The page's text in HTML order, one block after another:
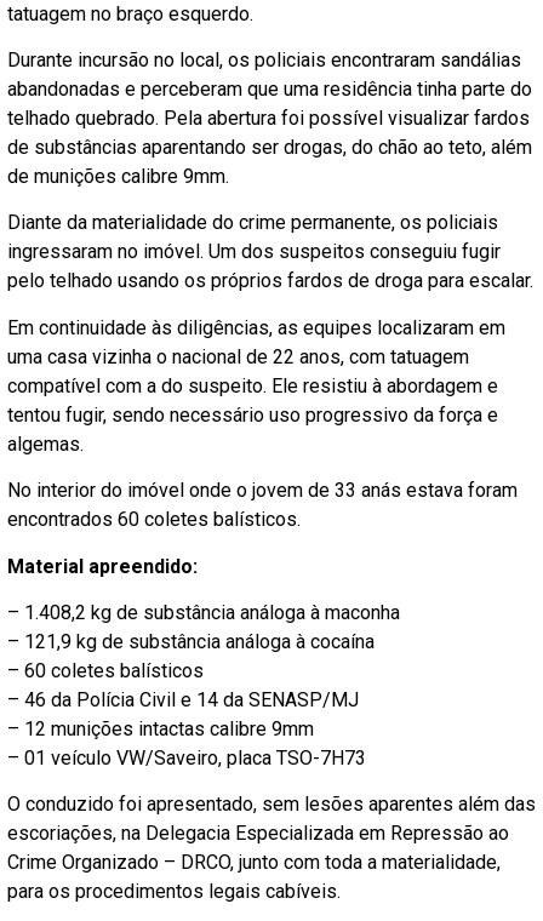
tatuagem no braço esquerdo.
Durante incursão no local, os policiais encontraram sandálias
abandonadas e perceberam que uma residência tinha parte do
telhado quebrado. Pela abertura foi possível visualizar fardos
de substâncias aparentando ser drogas, do chão ao teto, além
de munições calibre 9mm.
Diante da materialidade do crime permanente, os policiais
ingressaram no imóvel. Um dos suspeitos conseguiu fugir
pelo telhado usando os próprios fardos de droga para escalar.
Em continuidade às diligências, as equipes localizaram em
uma casa vizinha o nacional de 22 anos, com tatuagem
compatível com a do suspeito. Ele resistiu à abordagem e
tentou fugir, sendo necessário uso progressivo da força e
algemas.
No interior do imóvel onde o jovem de 33 anás estava foram
encontrados 60 coletes balísticos.
Material apreendido:
– 1.408,2 kg de substância análoga à maconha
– 121,9 kg de substância análoga à cocaína
– 60 coletes balísticos
– 46 da Polícia Civil e 14 da SENASP/MJ
– 12 munições intactas calibre 9mm
– 01 veículo VW/Saveiro, placa TSO-7H73
O conduzido foi apresentado, sem lesões aparentes além das
escoriações, na Delegacia Especializada em Repressão ao
Crime Organizado – DRCO, junto com toda a materialidade,
para os procedimentos legais cabíveis.